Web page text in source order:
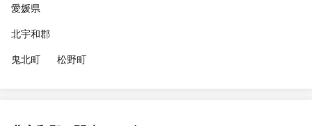
愛媛県
北宇和郡
鬼北町
松野町